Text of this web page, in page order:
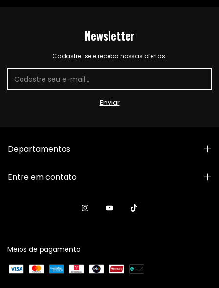
Newsletter
Cadastre-se e receba nossas ofertas.
Departamentos
Entre em contato
Meios de pagamento